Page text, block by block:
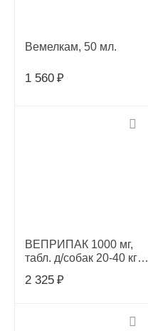
Вемелкам, 50 мл.
1 560 ₽
ВЕПРИПАК 1000 мг,
табл. д/собак 20-40 кг,(1
2 325 ₽